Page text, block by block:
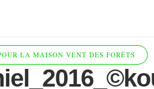
LA MAISON VENT DES FORÊTS